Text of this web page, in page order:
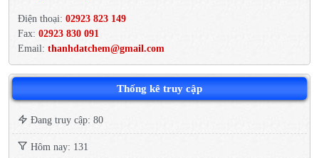
Điện thoại: 02923 823 149
Fax: 02923 830 091
Email: thanhdatchem@gmail.com
Thống kê truy cập
Đang truy cập: 80
Hôm nay: 131